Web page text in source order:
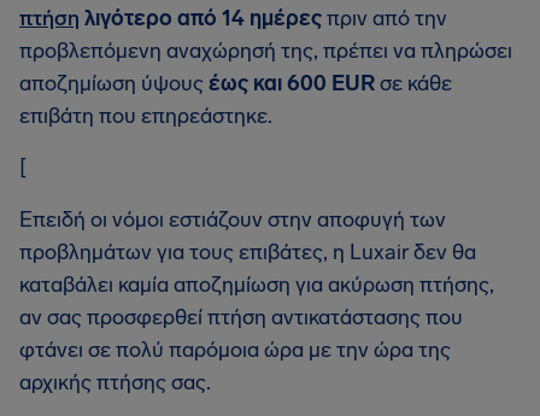
πτήση λιγότερο από 14 ημέρεςπριν από την
προβλεπόμενη αναχώρησή της, πρέπει να πληρώσει
αποζημίωση ύψουςέως και 600 EURσε κάθε
επιβάτη που επηρεάστηκε.
[
Επειδή οι νόμοι εστιάζουν στην αποφυγή των
προβλημάτων για τους επιβάτες, η Luxair δεν θα
καταβάλει καμία αποζημίωση για ακύρωση πτήσης,
αν σας προσφερθεί πτήση αντικατάστασης που
φτάνει σε πολύ παρόμοια ώρα με την ώρα της
αρχικής πτήσης σας.